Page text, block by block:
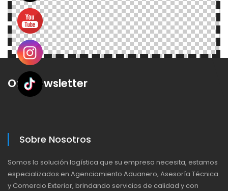
Our Newsletter
Sobre Nosotros
Somos la solución logística que su empresa necesita, estamos
especializados en Agenciamiento Aduanero, Asesoría Técnica
y Comercio Exterior, brindando servicios de calidad y con